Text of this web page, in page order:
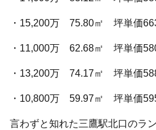
・15,200万 75.80㎡ 坪単価
・11,000万 62.68㎡ 坪単価
・13,200万 74.17㎡ 坪単価
・10,800万 59.97㎡ 坪単価
言わずと知れた三鷹駅北口のラ